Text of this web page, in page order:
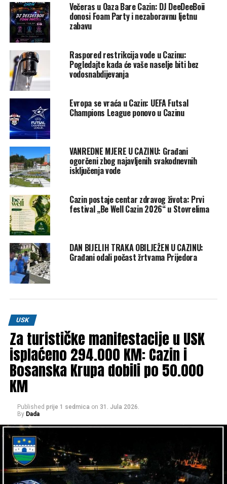
Izvor:
Glas Krajine
Post
Share
Tweet Share
POVEZANE TEME: CAZIN KRAĐA
KROMPIR
SANSKI MOST
UP NEXT
Čuli ste kako je svaki glas bitan, a u Bosanskom
Petrovcu se to doslovno pokazalo
DON'T MISS
‘Svojom borbom su ušli u legendu’: U Bihaću obilježena
32. godišnjica formiranja 5. korpusa Armije RBiH
Večeras u Oaza Bare Cazin: DJ DeeDeeBoii
donosi Foam Party i nezaboravnu ljetnu
zabavu
Raspored restrikcija vode u Cazinu:
Pogledajte kada će vaše naselje biti bez
vodosnabdijevanja
Evropa se vraća u Cazin: UEFA Futsal
Champions League ponovo u Cazinu
VANREDNE MJERE U CAZINU: Građani
ogorčeni zbog najavljenih svakodnevnih
isključenja vode
Cazin postaje centar zdravog života: Prvi
festival „Be Well Cazin 2026“ u Stovrelima
DAN BIJELIH TRAKA OBILJEŽEN U CAZINU:
Građani odali počast žrtvama Prijedora
USK
Za turističke manifestacije u USK
isplaćeno 294.000 KM: Cazin i
Bosanska Krupa dobili po 50.000
KM
Published prije 1 sedmica on 31. Jula 2026.
By Dada